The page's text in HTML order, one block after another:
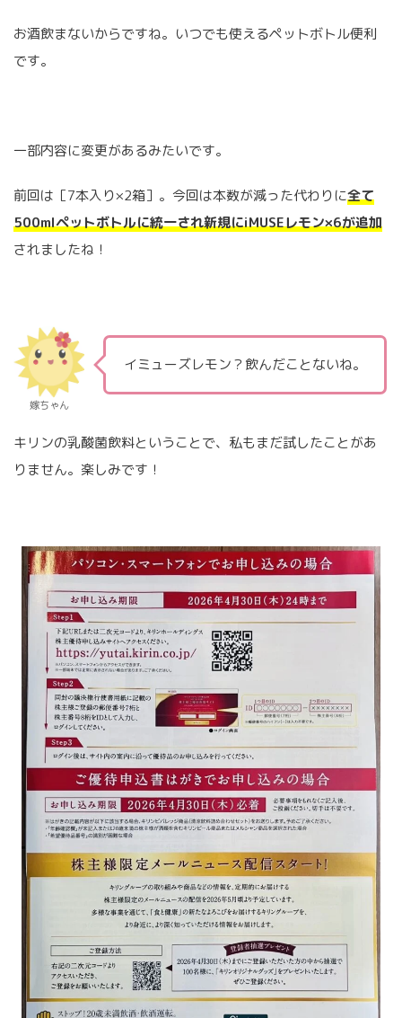
お酒飲まないからですね。いつでも使えるペットボトル便利
です。
一部内容に変更があるみたいです。
前回は［7本入り×2箱］。今回は本数が減った代わりに全て
500mlペットボトルに統一され新規にiMUSEレモン×6が追加
されましたね！
嫁ちゃん
イミューズレモン？飲んだことないね。
キリンの乳酸菌飲料ということで、私もまだ試したことがあ
りません。楽しみです！